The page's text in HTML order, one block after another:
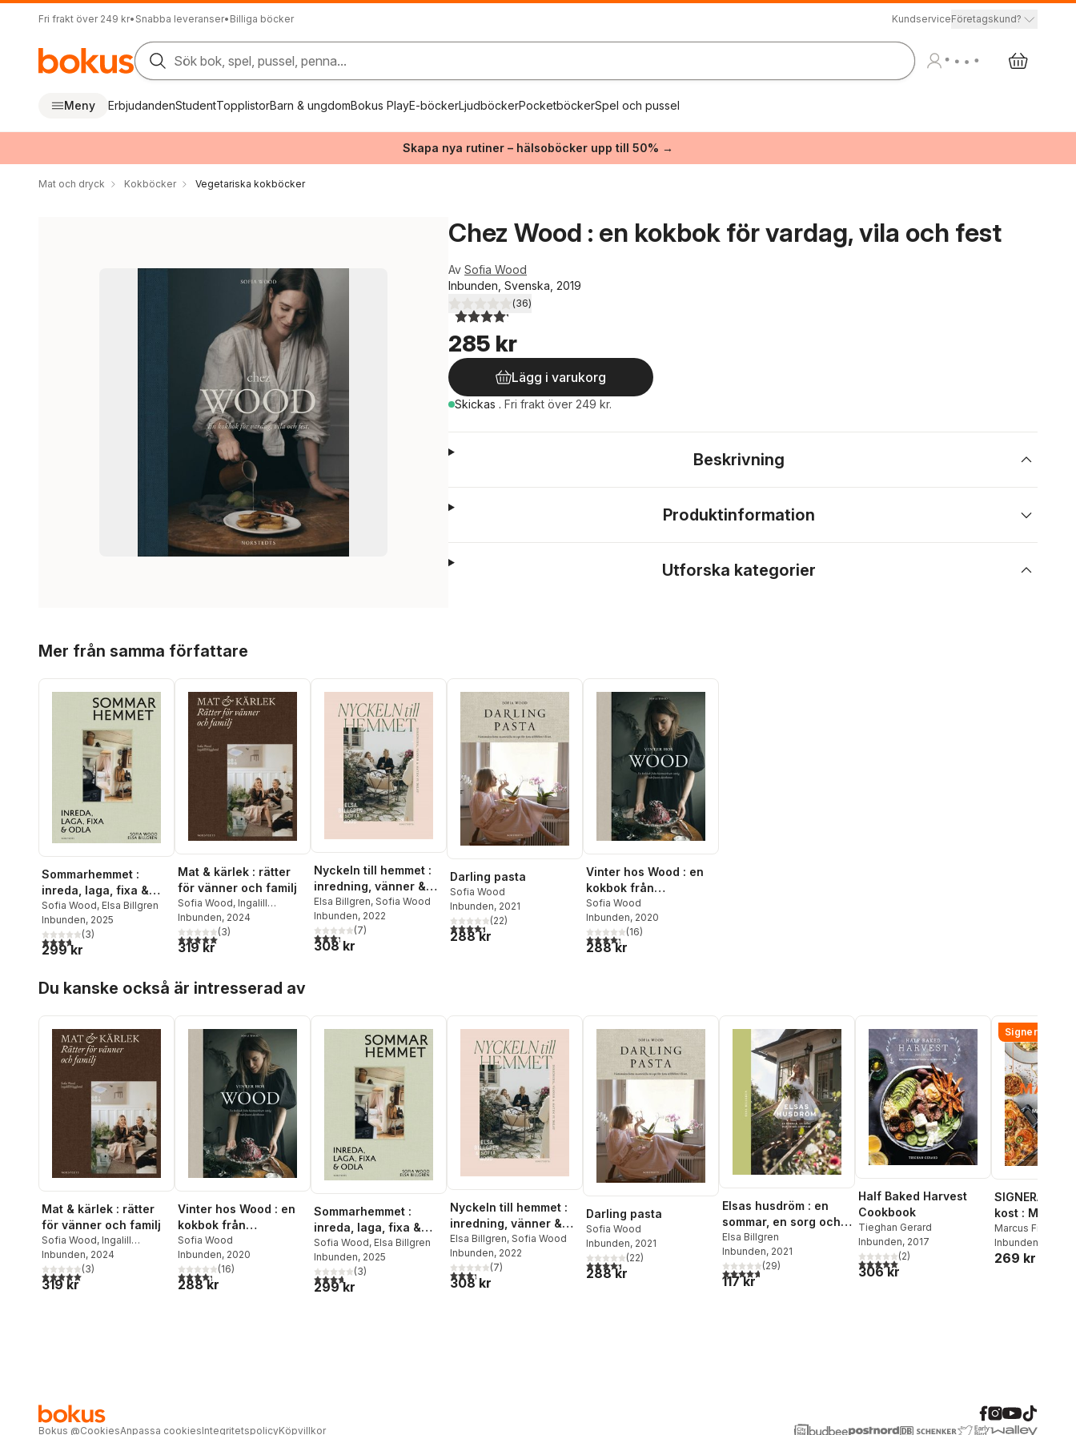
Fri frakt över 249 kr• Snabba leveranser• Billiga böcker KundserviceFöretagskund?
Sök bok, spel, pussel, penna...
Meny ErbjudandenStudentTopplistorBarn & ungdomBokus PlayE-böckerLjudböckerPocketböckerSpel och pussel
Skapa nya rutiner – hälsoböcker upp till 50% →
Mat och dryck Kokböcker Vegetariska kokböcker
Chez Wood : en kokbok för vardag, vila och fest
Av Sofia Wood
Inbunden, Svenska, 2019
4,2utav 5 stjärnor. Totalt antal röster:
(36)
285 kr
Lägg i varukorg
Skickas . Fri frakt över 249 kr.
Beskrivning
Produktinformation
Utforska kategorier
Mer från samma författare
Sommarhemmet :
inreda, laga, fixa &
odla
Sofia Wood, Elsa Billgren
Inbunden, 2025
3,7utav 5 stjärnor. Totalt antal röster:
(3)
299 kr
Mat & kärlek : rätter
för vänner och familj
Sofia Wood, Ingalill
Hägglund
Inbunden, 2024
5,0utav 5 stjärnor. Totalt antal röster:
(3)
319 kr
Nyckeln till hemmet :
inredning, vänner &
maten vi delat
Elsa Billgren, Sofia Wood
Inbunden, 2022
3,3utav 5 stjärnor. Totalt antal röster:
(7)
308 kr
Darling pasta
Sofia Wood
Inbunden, 2021
4,4utav 5 stjärnor. Totalt antal röster:
(22)
288 kr
Vinter hos Wood : en
kokbok från
höstmörkrets inträde
till vårljusets
återkomst
Sofia Wood
Inbunden, 2020
4,3utav 5 stjärnor. Totalt antal röster:
(16)
288 kr
Du kanske också är intresserad av
Mat & kärlek : rätter
för vänner och familj
Sofia Wood, Ingalill
Hägglund
Inbunden, 2024
5,0utav 5 stjärnor. Totalt antal röster:
(3)
319 kr
Vinter hos Wood : en
kokbok från
höstmörkrets inträde
till vårljusets
återkomst
Sofia Wood
Inbunden, 2020
4,3utav 5 stjärnor. Totalt antal röster:
(16)
288 kr
Sommarhemmet :
inreda, laga, fixa &
odla
Sofia Wood, Elsa Billgren
Inbunden, 2025
3,7utav 5 stjärnor. Totalt antal röster:
(3)
299 kr
Nyckeln till hemmet :
inredning, vänner &
maten vi delat
Elsa Billgren, Sofia Wood
Inbunden, 2022
3,3utav 5 stjärnor. Totalt antal röster:
(7)
308 kr
Darling pasta
Sofia Wood
Inbunden, 2021
4,4utav 5 stjärnor. Totalt antal röster:
(22)
288 kr
Elsas husdröm : en
sommar, en sorg och
tusen loppisar
Elsa Billgren
Inbunden, 2021
4,7utav 5 stjärnor. Totalt antal röster:
(29)
117 kr
Half Baked Harvest
Cookbook
Tieghan Gerard
Inbunden, 2017
5,0utav 5 stjärnor. Totalt antal röster:
(2)
306 kr
Signerad!
SIGNERAD -
kost :
matlådor
Marcus Frank
Inbunden
269 kr
Bokus @CookiesAnpassa cookiesIntegritetspolicyKöpvillkor